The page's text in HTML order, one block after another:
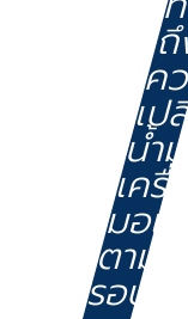
ค
เป
น้ำมั
เครื่อ
มอเต
ตาม
รอบ?